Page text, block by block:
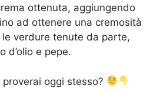
ottenuta, aggiungendo
ad ottenere una cremosità
le verdure tenute da parte,
d’olio e pepe.
oggi stesso?